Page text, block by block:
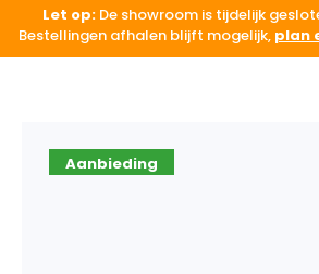
Let op: De showroom is tijdelijk
Bestellingen afhalen blijft mogelijk, plan
Aanbieding